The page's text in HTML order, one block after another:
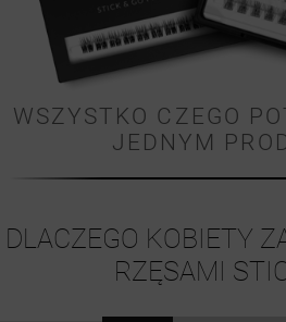
WSZYSTKO CZEGO
JEDNYM
DLACZEGO KOBIETY
RZĘSAMI